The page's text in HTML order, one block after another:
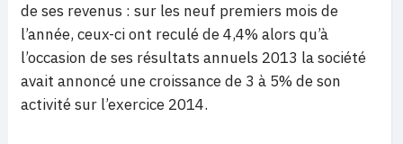
de ses revenus : sur les neuf premiers mois de
l’année, ceux-ci ont reculé de 4,4% alors qu’à
l’occasion de ses résultats annuels 2013 la société
avait annoncé une croissance de 3 à 5% de son
activité sur l’exercice 2014.